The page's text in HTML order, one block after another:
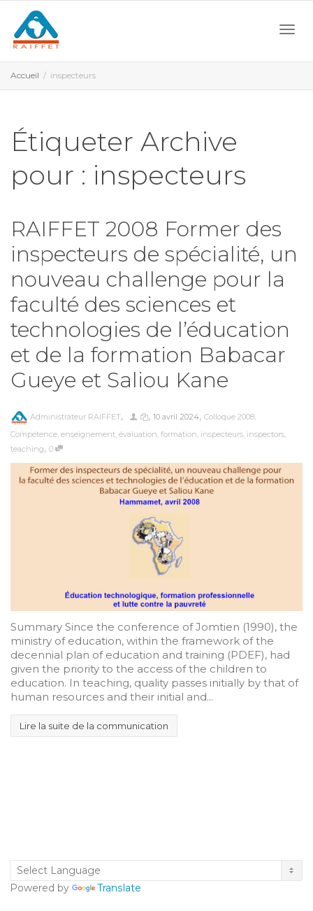
Accueil inspecteurs
Étiqueter Archive
pour : inspecteurs
RAIFFET 2008 Former des
inspecteurs de spécialité, un
nouveau challenge pour la
faculté des sciences et
technologies de l’éducation
et de la formation Babacar
Gueye et Saliou Kane
Administrateur RAIFFET, , 10 avril 2024, Colloque 2008,
Compétence, enseignement, évaluation, formation, inspecteurs, inspectors,
teaching, 0
Summary Since the conference of Jomtien (1990), the
ministry of education, within the framework of the
decennial plan of education and training (PDEF), had
given the priority to the access of the children to
education. In teaching, quality passes initially by that of
human resources and their initial and...
Lire la suite de la communication
Powered by Translate